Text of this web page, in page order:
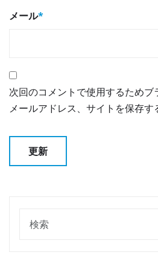
メール*
次回のコメントで使用するためブ
メールアドレス、サイトを保存す